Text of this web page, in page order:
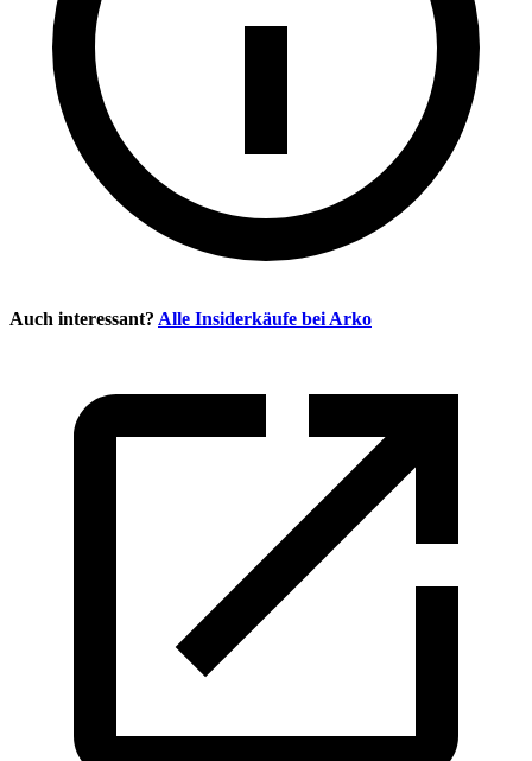
Auch interessant? Alle Insiderkäufe bei Arko